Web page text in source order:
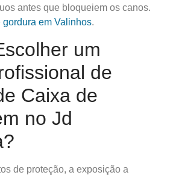
antes que bloqueiem os canos.
gordura em Valinhos.
um
de
Caixa de
no Jd
de proteção, a exposição a